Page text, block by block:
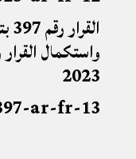
2023
13-Arrete-397-ar-fr